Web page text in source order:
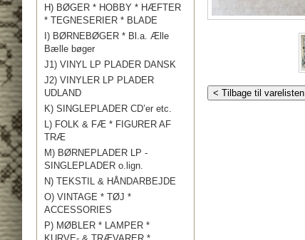
H) BØGER * HOBBY * HÆFTER
* TEGNESERIER * BLADE
I) BØRNEBØGER * Bl.a. Ælle
Bælle bøger
J1) VINYL LP PLADER DANSK
J2) VINYLER LP PLADER
UDLAND
K) SINGLEPLADER CD’er etc.
L) FOLK & FÆ * FIGURER AF
TRÆ
M) BØRNEPLADER LP -
SINGLEPLADER o.lign.
N) TEKSTIL & HÅNDARBEJDE
O) VINTAGE * TØJ *
ACCESSORIES
P) MØBLER * LAMPER *
< Tilbage til varelisten